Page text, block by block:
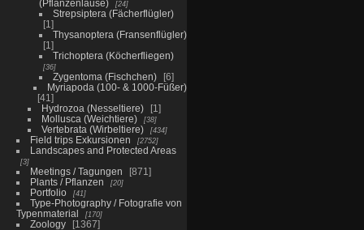
(Pflanzenläuse)
24
Strepsiptera (Fächerflügler)
1
Thysanoptera (Fransenflügler)
1
Trichoptera (Köcherfliegen)
36
Zygentoma (Fischchen)
6
Myriapoda (100- & 1000-Füßer)
41
Hydrozoa (Nesseltiere)
1
Mollusca (Weichtiere)
38
Vertebrata (Wirbeltiere) 434
Field trips Exkursionen 2752
Landscapes and Protected Areas
3
Meetings / Tagungen
871
Plants / Pflanzen
20
Portfolio 41
Type-Photography / Fotografie von
Typenmaterial
170
Zoology
1367